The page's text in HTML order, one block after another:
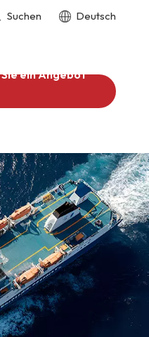
Suchen Deutsch
ein Angebot